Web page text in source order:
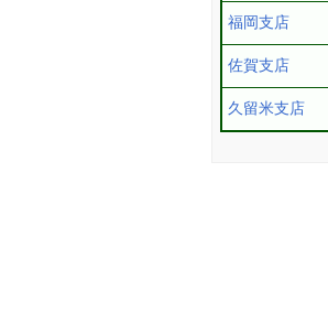
福岡支店
佐賀支店
久留米支店